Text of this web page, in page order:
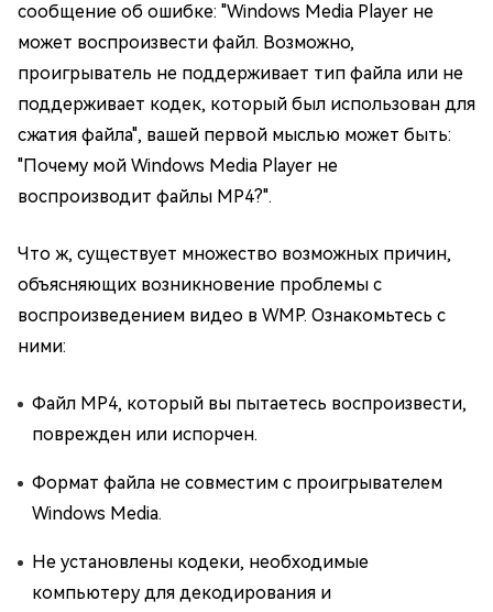
сообщение об ошибке: "Windows Media Player не
может воспроизвести файл. Возможно,
проигрыватель не поддерживает тип файла или не
поддерживает кодек, который был использован для
сжатия файла", вашей первой мыслью может быть:
"Почему мой Windows Media Player не
воспроизводит файлы MP4?".
Что ж, существует множество возможных причин,
объясняющих возникновение проблемы с
воспроизведением видео в WMP. Ознакомьтесь с
ними:
Файл MP4, который вы пытаетесь воспроизвести,
поврежден или испорчен.
Формат файла не совместим с проигрывателем
Windows Media.
Не установлены кодеки, необходимые
компьютеру для декодирования и